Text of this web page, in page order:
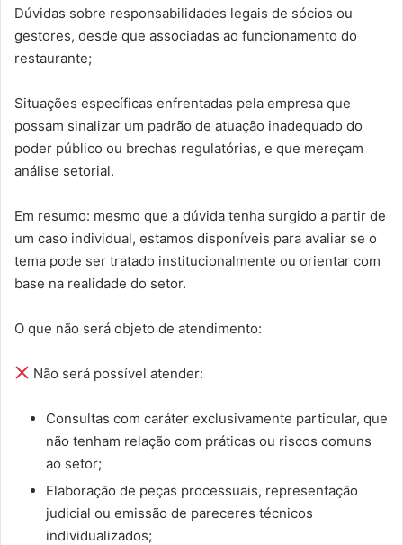
Dúvidas sobre responsabilidades legais de sócios ou
gestores, desde que associadas ao funcionamento do
restaurante;
Situações específicas enfrentadas pela empresa que
possam sinalizar um padrão de atuação inadequado do
poder público ou brechas regulatórias, e que mereçam
análise setorial.
Em resumo: mesmo que a dúvida tenha surgido a partir de
um caso individual, estamos disponíveis para avaliar se o
tema pode ser tratado institucionalmente ou orientar com
base na realidade do setor.
O que não será objeto de atendimento:
Não será possível atender:
Consultas com caráter exclusivamente particular, que
não tenham relação com práticas ou riscos comuns
ao setor;
Elaboração de peças processuais, representação
judicial ou emissão de pareceres técnicos
individualizados;